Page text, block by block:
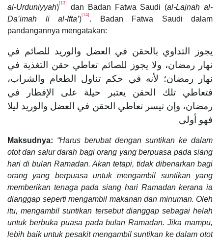
al-Urduniyyah)[13] dan Badan Fatwa Saudi (al-Lajnah al-
Da’imah li al-Ifta’)[14] . Badan Fatwa Saudi dalam
pandangannya mengatakan:
يجوز التداوي بالحقن في العضل والوريد للصائم في
نهار رمضان، ولا يجوز للصائم تعاطي حقن التغذية في
نهار رمضان؛ لأنه في حكم تناول الطعام والشراب،
فتعاطي تلك الحقن يعتبر حيلة على الإفطار في
رمضان، وإن تيسر تعاطي الحقن في العضل والوريد ليلا
فهو أولى
Maksudnya: “Harus berubat dengan suntikan ke dalam
otot dan salur darah bagi orang yang berpuasa pada siang
hari di bulan Ramadan. Akan tetapi, tidak dibenarkan bagi
orang yang berpuasa untuk mengambil suntikan yang
memberikan tenaga pada siang hari Ramadan kerana ia
dianggap seperti mengambil makanan dan minuman. Oleh
itu, mengambil suntikan tersebut dianggap sebagai helah
untuk berbuka puasa pada bulan Ramadan. Jika mampu,
lebih baik untuk pesakit mengambil suntikan ke dalam otot